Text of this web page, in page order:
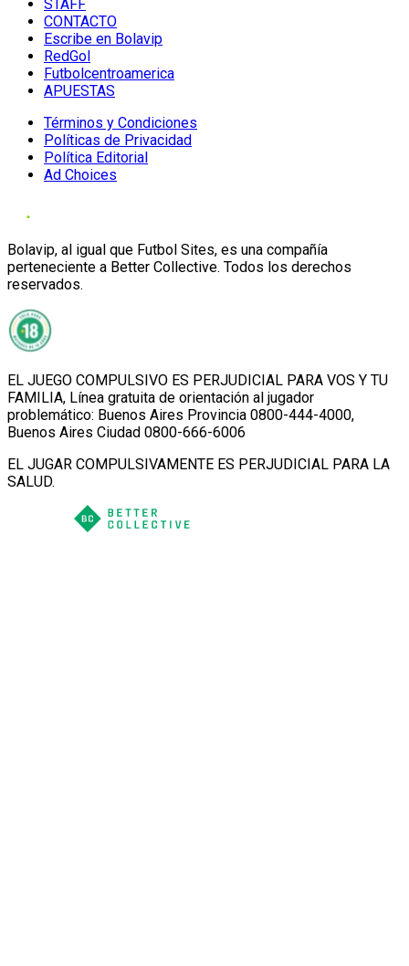
STAFF
CONTACTO
Escribe en Bolavip
RedGol
Futbolcentroamerica
APUESTAS
Términos y Condiciones
Políticas de Privacidad
Política Editorial
Ad Choices
Bolavip, al igual que Futbol Sites, es una compañía
perteneciente a Better Collective. Todos los derechos
reservados.
EL JUEGO COMPULSIVO ES PERJUDICIAL PARA VOS Y TU
FAMILIA, Línea gratuita de orientación al jugador
problemático: Buenos Aires Provincia 0800-444-4000,
Buenos Aires Ciudad 0800-666-6006
EL JUGAR COMPULSIVAMENTE ES PERJUDICIAL PARA LA
SALUD.